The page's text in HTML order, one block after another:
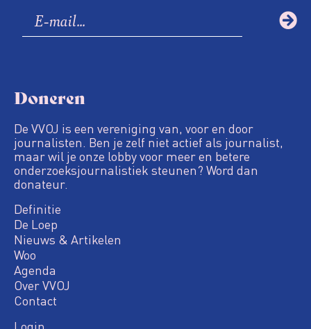
Doneren
De VVOJ is een vereniging van, voor en door
journalisten. Ben je zelf niet actief als journalist,
maar wil je onze lobby voor meer en betere
onderzoeksjournalistiek steunen? Word dan
donateur.
Definitie
De Loep
Nieuws & Artikelen
Woo
Agenda
Over VVOJ
Contact
Login